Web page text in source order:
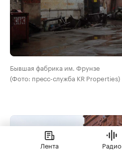
Бывшая фабрика им. Фрунзе
(Фото: пресс-служба KR Properties)
Лента Радио